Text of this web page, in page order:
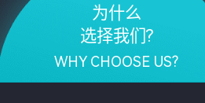
为什么
选择我们?
WHY CHOOSE US?